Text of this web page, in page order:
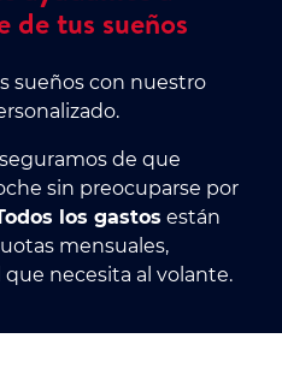
de tus sueños
sueños con nuestro
de que
sin preocuparse por
los gastos están
mensuales,
necesita al volante.